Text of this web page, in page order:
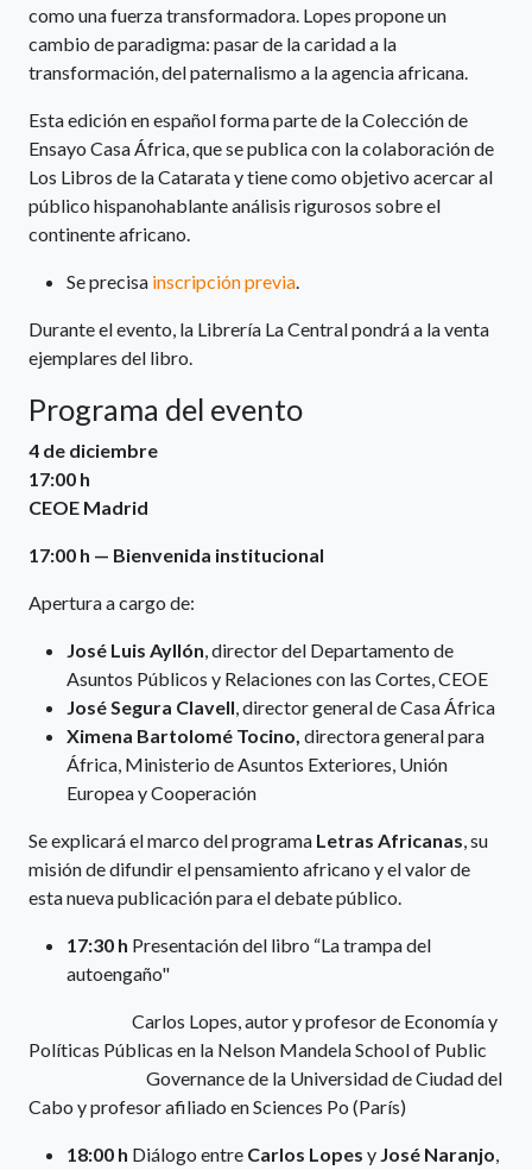
como una fuerza transformadora. Lopes propone un
cambio de paradigma: pasar de la caridad a la
transformación, del paternalismo a la agencia africana.
Esta edición en español forma parte de la Colección de
Ensayo Casa África, que se publica con la colaboración de
Los Libros de la Catarata y tiene como objetivo acercar al
público hispanohablante análisis rigurosos sobre el
continente africano.
Se precisa inscripción previa.
Durante el evento, la Librería La Central pondrá a la venta
ejemplares del libro.
Programa del evento
4 de diciembre
17:00 h
CEOE Madrid
17:00 h — Bienvenida institucional
Apertura a cargo de:
José Luis Ayllón, director del Departamento de
Asuntos Públicos y Relaciones con las Cortes, CEOE
José Segura Clavell, director general de Casa África
Ximena Bartolomé Tocino, directora general para
África, Ministerio de Asuntos Exteriores, Unión
Europea y Cooperación
Se explicará el marco del programa Letras Africanas, su
misión de difundir el pensamiento africano y el valor de
esta nueva publicación para el debate público.
17:30 h Presentación del libro “La trampa del
autoengaño"
Carlos Lopes, autor y profesor de Economía y
Políticas Públicas en la Nelson Mandela School of Public
Governance de la Universidad de Ciudad del
Cabo y profesor afiliado en Sciences Po (París)
18:00 h Diálogo entre Carlos Lopes y José Naranjo,